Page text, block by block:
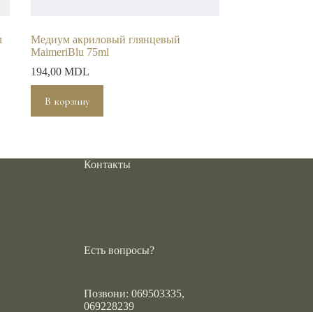
Медиум акриловый глянцевый
MaimeriBlu 75ml
194,00 MDL
В корзину
Контакты
Есть вопросы?
Позвони: 069503335,
069228239